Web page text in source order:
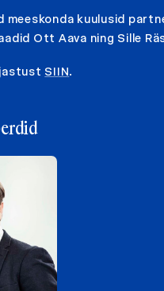
meeskonda kuulusid
Ott Aava ning Sille
SIIN.